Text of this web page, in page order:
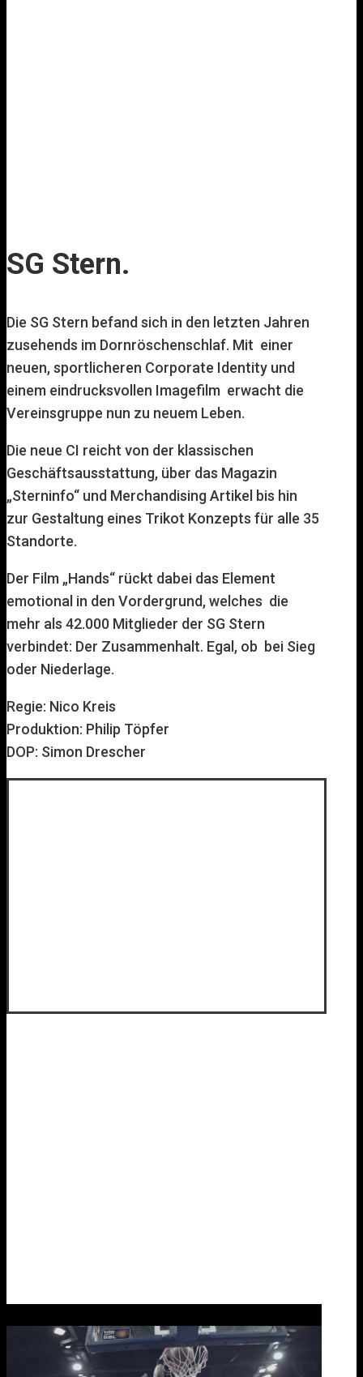
SG Stern.
Die SG Stern befand sich in den letzten Jahren
zusehends im Dornröschenschlaf. Mit einer
neuen, sportlicheren Corporate Identity und
einem eindrucksvollen Imagefilm erwacht die
Vereinsgruppe nun zu neuem Leben.
Die neue CI reicht von der klassischen
Geschäftsausstattung, über das Magazin
„Sterninfo“ und Merchandising Artikel bis hin
zur Gestaltung eines Trikot Konzepts für alle 35
Standorte.
Der Film „Hands“ rückt dabei das Element
emotional in den Vordergrund, welches die
mehr als 42.000 Mitglieder der SG Stern
verbindet: Der Zusammenhalt. Egal, ob bei Sieg
oder Niederlage.
Regie: Nico Kreis
Produktion: Philip Töpfer
DOP: Simon Drescher